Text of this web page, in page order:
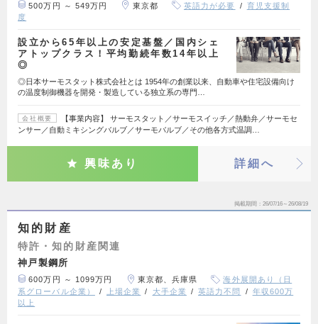
500万円 ～ 549万円 東京都 英語力が必要
育児支援制
度
設立から65年以上の安定基盤／国内シェ
アトップクラス！平均勤続年数14年以上
◎
◎日本サーモスタット株式会社とは 1954年の創業以来、自動車や住宅設備向け
の温度制御機器を開発・製造している独立系の専門…
会社概要
【事業内容】 サーモスタット／サーモスイッチ／熱動弁／サーモセ
ンサー／自動ミキシングバルブ／サーモバルブ／その他各方式温調…
興味あり 詳細へ
掲載期間 26/07/16～26/08/19
知的財産
特許・知的財産関連
神戸製鋼所
600万円 ～ 1099万円 東京都、兵庫県
海外展開あり（日
系グローバル企業）
上場企業 大手企業 英語力不問
年収600万
以上